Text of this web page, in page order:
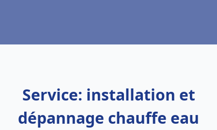
Service: installation et
dépannage chauffe eau